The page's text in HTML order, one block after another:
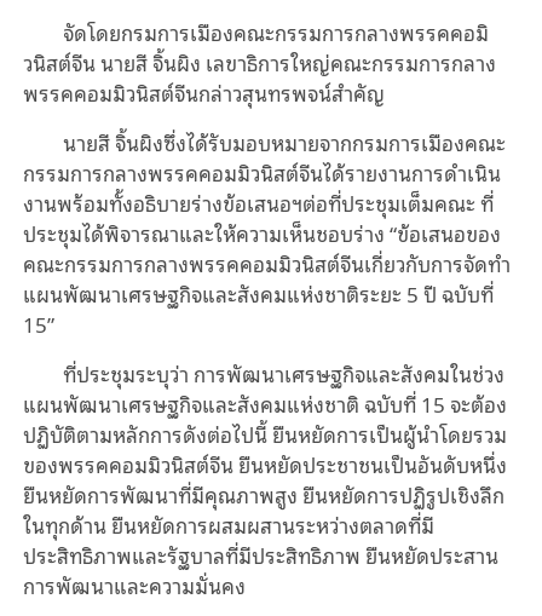
จัดโดยกรมการเมืองคณะกรรมการกลางพรรคคอมิ
วนิสต์จีน นายสี จิ้นผิง เลขาธิการใหญ่คณะกรรมการกลาง
พรรคคอมมิวนิสต์จีนกล่าวสุนทรพจน์สำคัญ
นายสี จิ้นผิงซึ่งได้รับมอบหมายจากกรมการเมืองคณะ
กรรมการกลางพรรคคอมมิวนิสต์จีนได้รายงานการดำเนิน
งานพร้อมทั้งอธิบายร่างข้อเสนอฯต่อที่ประชุมเต็มคณะ ที่
ประชุมได้พิจารณาและให้ความเห็นชอบร่าง “ข้อเสนอของ
คณะกรรมการกลางพรรคคอมมิวนิสต์จีนเกี่ยวกับการจัดทำ
แผนพัฒนาเศรษฐกิจและสังคมแห่งชาติระยะ 5 ปี ฉบับที่
15”
ที่ประชุมระบุว่า การพัฒนาเศรษฐกิจและสังคมในช่วง
แผนพัฒนาเศรษฐกิจและสังคมแห่งชาติ ฉบับที่ 15 จะต้อง
ปฏิบัติตามหลักการดังต่อไปนี้ ยืนหยัดการเป็นผู้นำโดยรวม
ของพรรคคอมมิวนิสต์จีน ยืนหยัดประชาชนเป็นอันดับหนึ่ง
ยืนหยัดการพัฒนาที่มีคุณภาพสูง ยืนหยัดการปฏิรูปเชิงลึก
ในทุกด้าน ยืนหยัดการผสมผสานระหว่างตลาดที่มี
ประสิทธิภาพและรัฐบาลที่มีประสิทธิภาพ ยืนหยัดประสาน
การพัฒนาและความมั่นคง